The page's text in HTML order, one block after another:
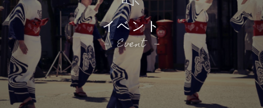
イベント
Event